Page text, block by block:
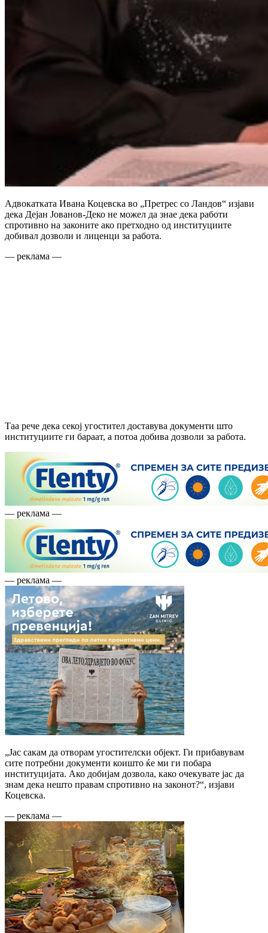
Адвокатката Ивана Коцевска во „Претрес со Ландов“ изјави
дека Дејан Јованов-Деко не можел да знае дека работи
спротивно на законите ако претходно од институциите
добивал дозволи и лиценци за работа.
— реклама —
Таа рече дека секој угостител доставува документи што
институциите ги бараат, а потоа добива дозволи за работа.
— реклама —
— реклама —
„Јас сакам да отворам угостителски објект. Ги прибавувам
сите потребни документи коишто ќе ми ги побара
институцијата. Ако добијам дозвола, како очекувате јас да
знам дека нешто правам спротивно на законот?“, изјави
Коцевска.
— реклама —